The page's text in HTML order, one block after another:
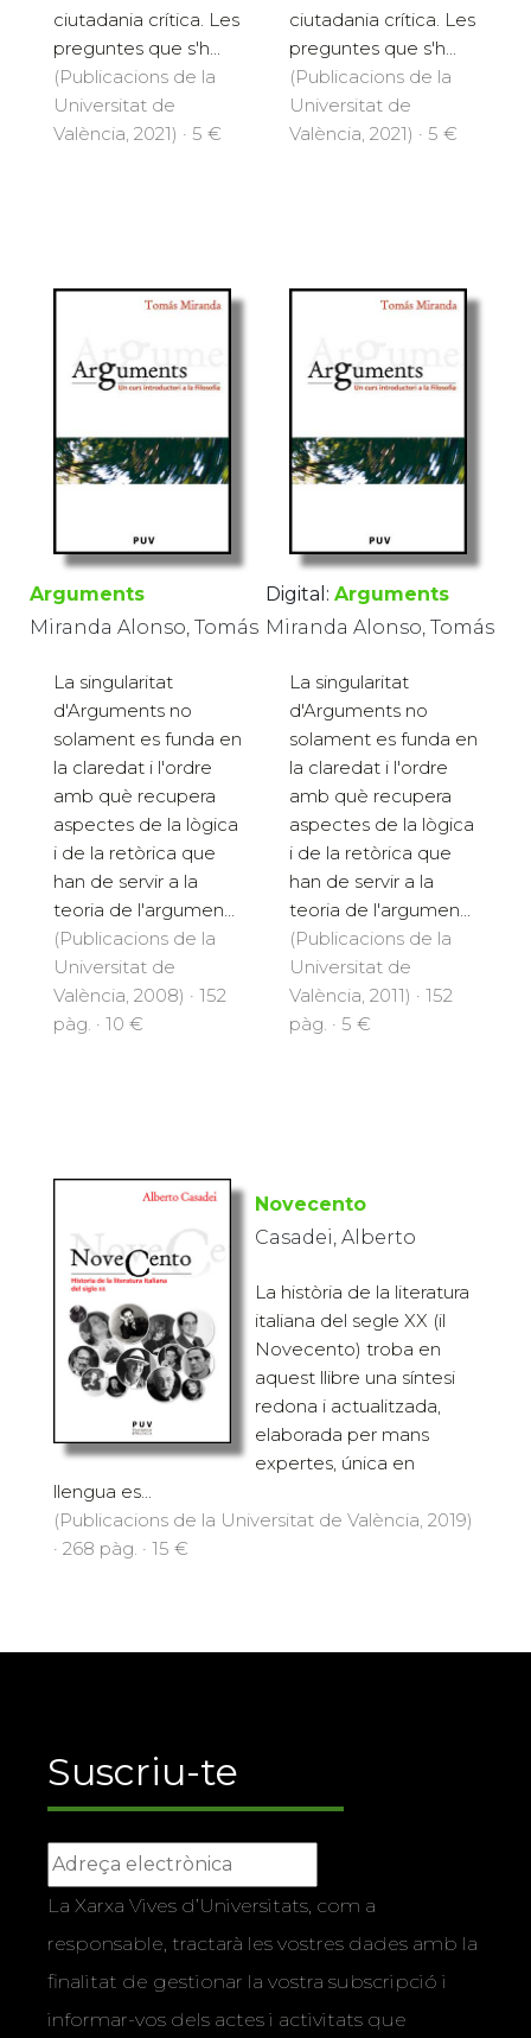
ciutadania crítica. Les
preguntes que s'h...
(Publicacions de la
Universitat de
València, 2021) · 5 €
ciutadania crítica. Les
preguntes que s'h...
(Publicacions de la
Universitat de
València, 2021) · 5 €
Arguments
Miranda Alonso, Tomás
La singularitat
d'Arguments no
solament es funda en
la claredat i l'ordre
amb què recupera
aspectes de la lògica
i de la retòrica que
han de servir a la
teoria de l'argumen...
(Publicacions de la
Universitat de
València, 2008) · 152
pàg. · 10 €
Digital: Arguments
Miranda Alonso, Tomás
La singularitat
d'Arguments no
solament es funda en
la claredat i l'ordre
amb què recupera
aspectes de la lògica
i de la retòrica que
han de servir a la
teoria de l'argumen...
(Publicacions de la
Universitat de
València, 2011) · 152
pàg. · 5 €
Novecento
Casadei, Alberto
La història de la literatura
italiana del segle XX (il
Novecento) troba en
aquest llibre una síntesi
redona i actualitzada,
elaborada per mans
expertes, única en
llengua es...
(Publicacions de la Universitat de València, 2019)
· 268 pàg. · 15 €
Suscriu-te
La Xarxa Vives d’Universitats, com a
responsable, tractarà les vostres dades amb la
finalitat de gestionar la vostra subscripció i
informar-vos dels actes i activitats que